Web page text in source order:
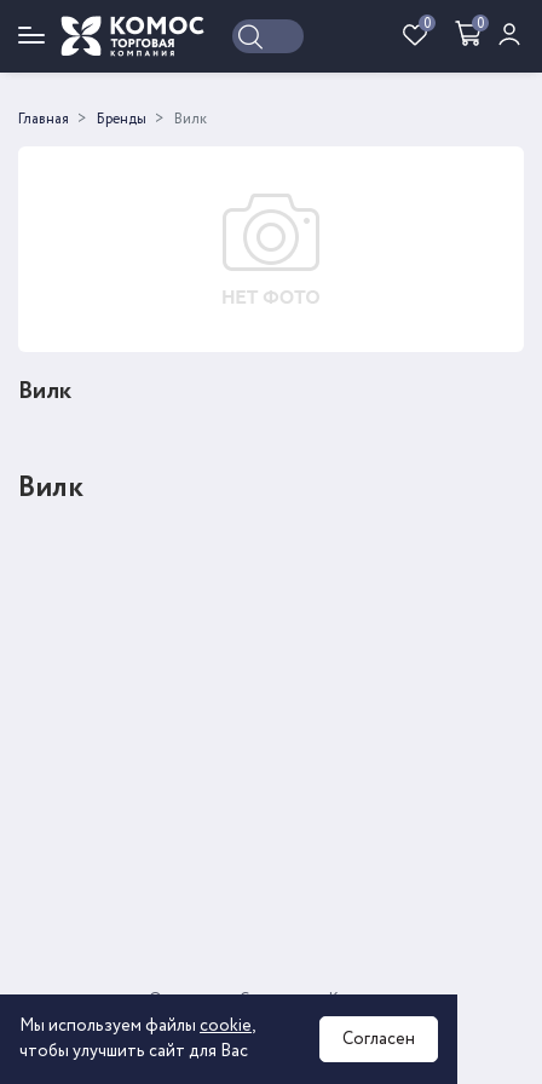
0 0
Войти Регистрация
Главная Бренды Вилк
Вилк
Вилк
2026 © ООО «КОМОС ГРУПП» «Торговая компания»
О компании Соглашение
Политика обработки персональных данных
Контакты
Мы используем файлы cookie,
чтобы улучшить сайт для Вас
Согласен